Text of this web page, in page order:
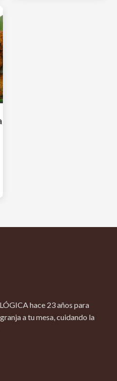
hace 23 años para
a tu mesa, cuidando la